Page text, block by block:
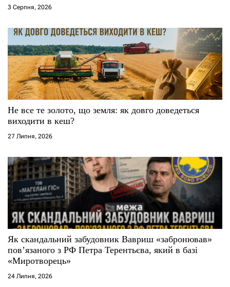
3 Серпня, 2026
Не все те золото, що земля: як довго доведеться
виходити в кеш?
27 Липня, 2026
Як скандальний забудовник Вавриш «забронював»
повʼязаного з РФ Петра Терентьєва, який в базі
«Миротворець»
24 Липня, 2026